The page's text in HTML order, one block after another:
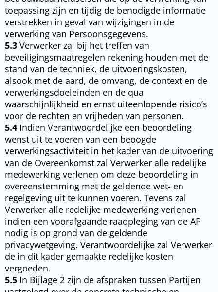
toepassing zijn en tijdig de benodigde informatie
verstrekken in geval van wijzigingen in de
verwerking van Persoonsgegevens.
5.3 Verwerker zal bij het treffen van
beveiligingsmaatregelen rekening houden met de
stand van de techniek, de uitvoeringskosten,
alsook met de aard, de omvang, de context en de
verwerkingsdoeleinden en de qua
waarschijnlijkheid en ernst uiteenlopende risico’s
voor de rechten en vrijheden van personen.
5.4 Indien Verantwoordelijke een beoordeling
wenst uit te voeren van een beoogde
verwerkingsactiviteit in het kader van de uitvoering
van de Overeenkomst zal Verwerker alle redelijke
medewerking verlenen om deze beoordeling in
overeenstemming met de geldende wet- en
regelgeving uit te kunnen voeren. Tevens zal
Verwerker alle redelijke medewerking verlenen
indien een voorafgaande raadpleging van de AP
nodig is op grond van de geldende
privacywetgeving. Verantwoordelijke zal Verwerker
de in dit kader gemaakte redelijke kosten
vergoeden.
5.5 In Bijlage 2 zijn de afspraken tussen Partijen